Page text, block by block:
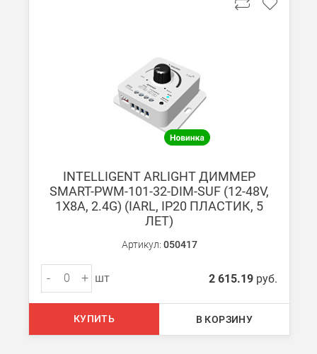
В Санкт-Петербурге
БЕСПЛАТНАЯ доставка при сумме заказа от 7000 руб.
При заказе менее 7000 руб. стоимость доставки
Мы можем доставить ваши заказы сервисом компании
Транспортные компании
Мы можем отправить ваш заказ транспортной компанией в
Доставка до ТК от 7000 руб. БЕСПЛАТНО.
Подробнее обоплате и доставке
INTELLIGENT ARLIGHT ДИММЕР
SMART-PWM-101-32-DIM-SUF (12-48V,
1X8A, 2.4G) (IARL, IP20 ПЛАСТИК, 5
ЛЕТ)
Артикул: 050417
- + шт 2 615.19 руб.
КУПИТЬ В КОРЗИНУ